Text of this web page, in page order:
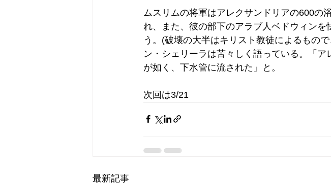
ムスリムの将軍はアレクサンドリアの600の
れ、また、彼の部下のアラブ人ベドウィン
う。(破壊の大半はキリスト教徒によるもの
ン・シェリーラは苦々しく語っている。「
が如く、下水管に流された」と。
次回は3/21
最新記事